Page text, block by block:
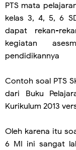
PTS mata
kelas 3, 4, 5, 6
dapat rekan-
kegiatan
pendidikannya
Contoh soal PTS
dari Buku
Kurikulum 2013
Oleh karena itu
6 MI ini sangat